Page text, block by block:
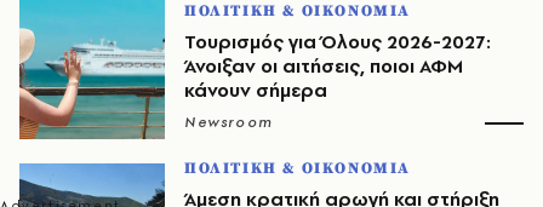
ΠΟΛΙΤΙΚΗ & ΟΙΚΟΝΟΜΙΑ
Τουρισμός για Όλους 2026-2027:
Άνοιξαν οι αιτήσεις, ποιοι ΑΦΜ
κάνουν σήμερα
Newsroom
ΠΟΛΙΤΙΚΗ & ΟΙΚΟΝΟΜΙΑ
Άμεση κρατική αρωγή και στήριξη